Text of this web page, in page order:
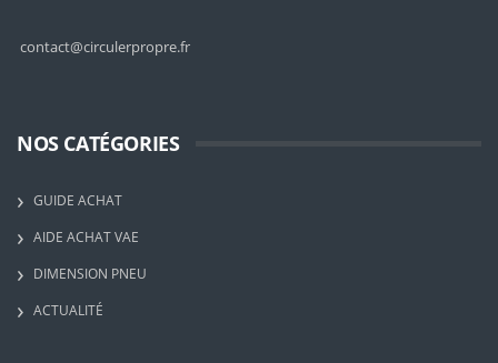
contact@circulerpropre.fr
NOS CATÉGORIES
GUIDE ACHAT
AIDE ACHAT VAE
DIMENSION PNEU
ACTUALITÉ